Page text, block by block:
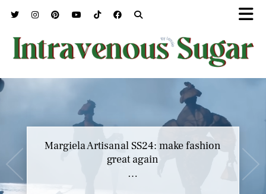
Margiela Artisanal SS24: make fashion
great again
…
Marc Jacobs SS23 y el buscar confort en
nuestros héroes
…